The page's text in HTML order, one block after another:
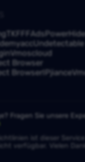
TKFFF AdsPower
Vmoscloud
Browser
BrowserIPjiance
Fragen Sie unsere
ist dieser Service
verfügbar. Vielen